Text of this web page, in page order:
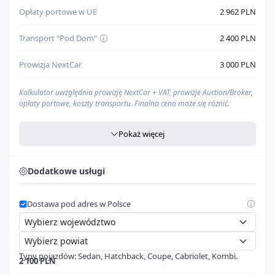
Opłaty portowe w UE 2 962 PLN
Transport "Pod Dom" 2 400 PLN
Prowizja NextCar 3 000 PLN
Kalkulator uwzględnia prowizję NextCar + VAT, prowizje Auction/Broker,
opłaty portowe, koszty transportu. Finalna cena może się różnić.
Pokaż więcej
Cło Zawarte w"Opłaty portowe w UE"
VAT Zawarte w"Opłaty portowe w UE"
Cena pod dom (PLN)
Nasz kalkulator tokompleksowe narzędzie, które pomoże Ci oszacować
Dodatkowe usługi
Dostawa pod adres w Polsce
Typy pojazdów: Sedan, Hatchback, Coupe, Cabriolet, Kombi.
2 100 PLN